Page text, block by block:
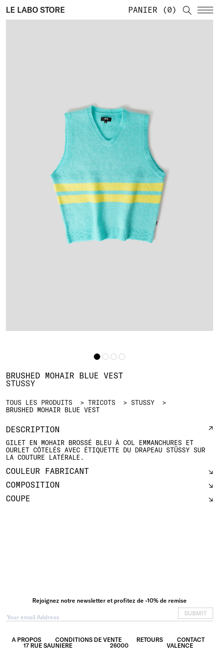
LE LABO STORE PANIER 0
TOUS LES PRODUITS TRICOTS
STUSSY
BRUSHED MOHAIR BLUE VEST
BRUSHED MOHAIR BLUE VEST
STUSSY
DESCRIPTION
GILET EN MOHAIR BROSSÉ BLEU À COL EMMANCHURES ET
OURLET CÔTELÉS AVEC ÉTIQUETTE DU DRAPEAU STÜSSY SUR
LA COUTURE LATÉRALE.
COULEUR FABRICANT
COMPOSITION
COUPE
A PROPOS CONDITIONS DE VENTE RETOURS
CONTACT
17 RUE SAUNIERE
26000 VALENCE
Rejoignez notre newsletter et profitez de -10% de remise
SUBMIT